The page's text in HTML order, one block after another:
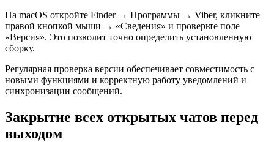
На macOS откройте Finder → Программы → Viber, кликните
правой кнопкой мыши → «Сведения» и проверьте поле
«Версия». Это позволит точно определить установленную
сборку.
Регулярная проверка версии обеспечивает совместимость с
новыми функциями и корректную работу уведомлений и
синхронизации сообщений.
Закрытие всех открытых чатов перед
выходом